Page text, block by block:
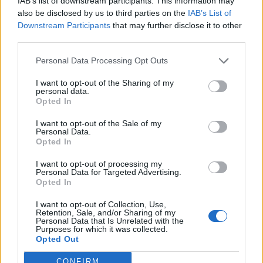
also be disclosed by us to third parties on the IAB’s List of
Downstream Participants that may further disclose it to other
Personal Data Processing Opt Outs
I want to opt-out of the Sharing of my
personal data.
Opted In
I want to opt-out of the Sale of my
Personal Data.
Opted In
I want to opt-out of processing my
Personal Data for Targeted Advertising.
Opted In
I want to opt-out of Collection, Use,
Retention, Sale, and/or Sharing of my
Personal Data that Is Unrelated with the
Purposes for which it was collected.
Opted Out
In evidenza